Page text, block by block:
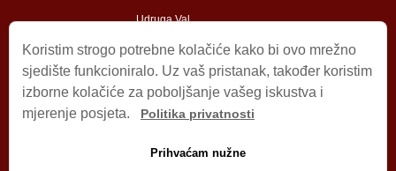
Udruga Val
Impressum
© 2009 – 2026 Općina Lastovo.
Koristim strogo potrebne kolačiće kako bi ovo mrežno
sjedište funkcioniralo. Uz vaš pristanak, također koristim
izborne kolačiće za poboljšanje vašeg iskustva i
mjerenje posjeta.
Politika privatnosti
Prihvaćam nužne